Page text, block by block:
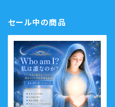
セール中の商品